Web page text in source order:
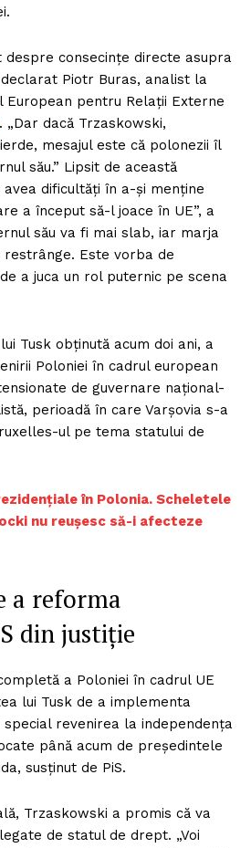
despre consecințe directe asupra
Piotr Buras, analist la
European pentru Relații Externe
. „Dar dacă Trzaskowski,
mesajul este că polonezii îl
său.” Lipsit de această
avea dificultăți în a-și menține
a început să-l joace în UE”, a
său va fi mai slab, iar marja
restrânge. Este vorba de
a juca un rol puternic pe scena
Tusk obținută acum doi ani, a
Poloniei în cadrul european
de guvernare național-
perioadă în care Varșovia s-a
ul pe tema statului de
în Polonia. Scheletele
nu reușesc să-i afecteze
a reforma
din justiție
a Poloniei în cadrul UE
lui Tusk de a implementa
revenirea la independența
până acum de președintele
susținut de PiS.
Trzaskowski a promis că va
de statul de drept. „Voi